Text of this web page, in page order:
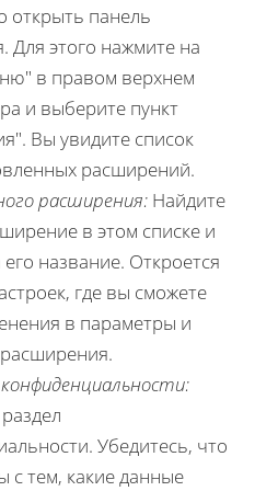
открыть панель
Для этого нажмите на
в правом верхнем
и выберите пункт
Вы увидите список
расширений.
расширения: Найдите
в этом списке и
название. Откроется
где вы сможете
в параметры и
Убедитесь, что
с тем, какие данные